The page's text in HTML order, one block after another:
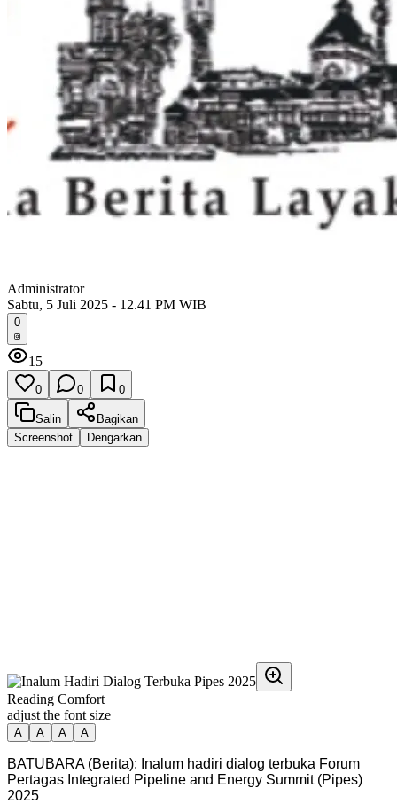
Administrator
Sabtu, 5 Juli 2025 - 12.41 PM WIB
0
15
0 0 0
Salin
Bagikan
Screenshot
Dengarkan
Reading Comfort
adjust the font size
A A A A
BATUBARA (Berita): Inalum hadiri dialog terbuka Forum
Pertagas Integrated Pipeline and Energy Summit (Pipes)
2025